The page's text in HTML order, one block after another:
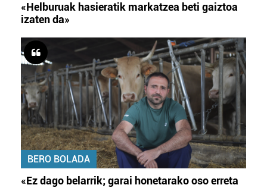
«Helburuak hasieratik markatzea beti gaiztoa
izaten da»
BERO BOLADA
«Ez dago belarrik; garai honetarako oso erreta